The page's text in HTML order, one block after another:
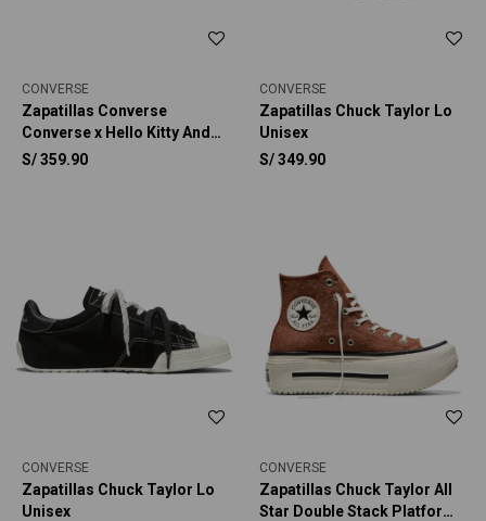
CONVERSE
Zapatillas Converse
Converse x Hello Kitty And
Friends Chuck Taylor All
S/359.90
CONVERSE
Zapatillas Chuck Taylor Lo
Unisex
S/349.90
CONVERSE
Zapatillas Chuck Taylor Lo
Unisex
CONVERSE
Zapatillas Chuck Taylor All
Star Double Stack Platform